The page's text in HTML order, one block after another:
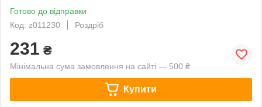
Готово до відправки
Код: z011230
Роздріб
231 ₴
Мінімальна сума замовлення на сайті — 500 ₴
Купити